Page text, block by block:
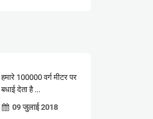
हमारे 100000 वर्ग मीटर पर
बधाई देता है ...
09 जुलाई 2018